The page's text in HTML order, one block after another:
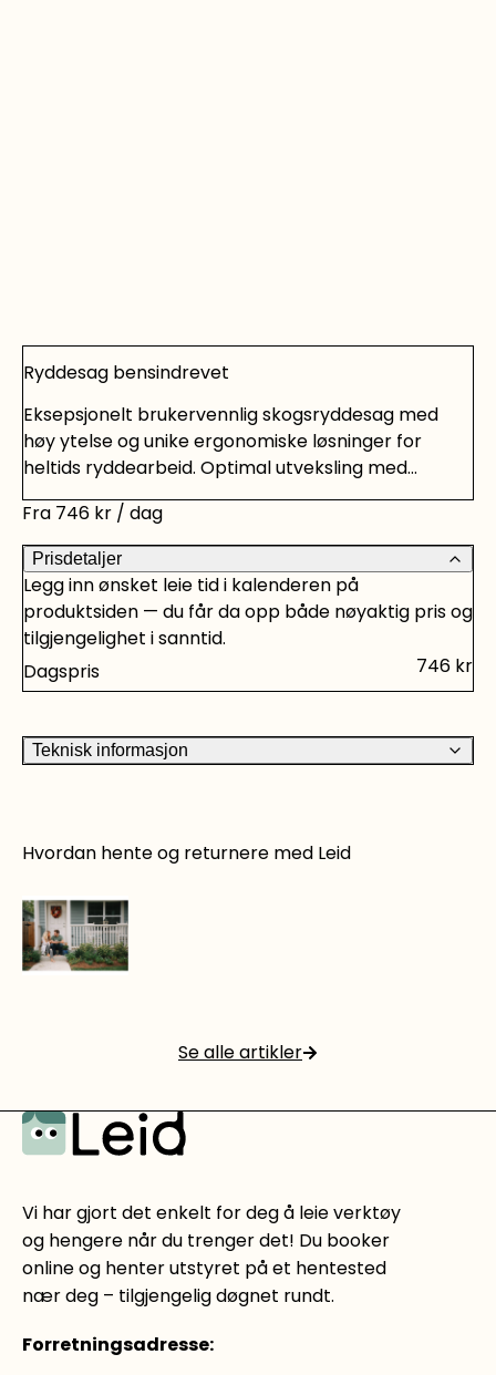
Ryddesag bensindrevet
Eksepsjonelt brukervennlig skogsryddesag med
høy ytelse og unike ergonomiske løsninger for
heltids ryddearbeid. Optimal utveksling med
vinkelgir som er vinklet 24 grader forenkler
retningsbestemt felling i tett skog. Lettstartet X-
torq-motor med rask akselerasjon, redusert
brennstofforbruk og lavere utslippsnivå. Svært lavt
vibrasjonsnivå takket være effektiv
vibrasjonsdemping av motor, drivaksel og
skjæreutstyr. Enkel oppstart med Smart Start.
Varme i håndtak. **Maskiner hentes inn fra våre
forespørsel. Leiedøgnet strekker seg derfor fra
08.00 - 07.00. Trenger du leie verktøy og maskiner
Bosch-verktøy og Ryobi-verktøy for å nevne noen.
Sjekk vårt utvalg
Fra 746 kr / dag
Prisdetaljer
Legg inn ønsket leie tid i kalenderen på
produktsiden — du får da opp både nøyaktig pris og
tilgjengelighet i sanntid.
Dagspris
746 kr
Teknisk informasjon
Hvordan hente og returnere med Leid
Se alle artikler
Vi har gjort det enkelt for deg å leie verktøy
og hengere når du trenger det! Du booker
online og henter utstyret på et hentested
nær deg – tilgjengelig døgnet rundt.
Forretningsadresse: